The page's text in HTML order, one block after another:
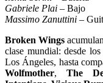
Gabriele Plai – Bajo
Massimo Zanuttini –
Broken Wings
clase mundial: desde
Los Ángeles, hasta
Wolfmother, The